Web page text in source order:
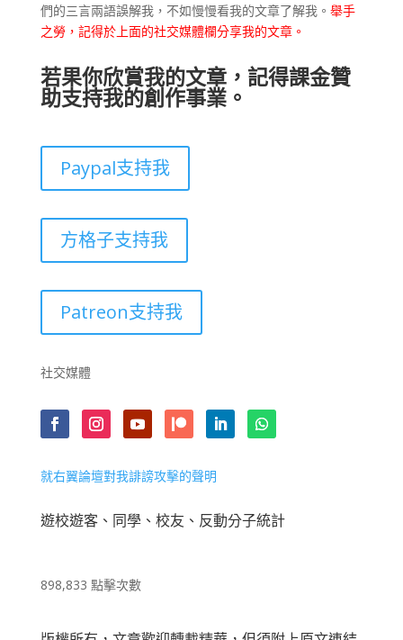
們的三言兩語誤解我，不如慢慢看我的文章了解我。 舉手
之勞，記得於上面的社交媒體欄分享我的文章。
若果你欣賞我的文章，記得課金贊
助支持我的創作事業。
Paypal支持我
方格子支持我
Patreon支持我
社交媒體
就右翼論壇對我誹謗攻擊的聲明
遊校遊客、同學、校友、反動分子統計
898,833 點擊次數